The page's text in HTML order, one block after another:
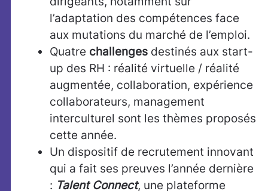
l’adaptation des compétences face
aux mutations du marché de l’emploi.
Quatre challenges destinés aux start-
up des RH : réalité virtuelle / réalité
augmentée, collaboration, expérience
collaborateurs, management
interculturel sont les thèmes proposés
cette année.
Un dispositif de recrutement innovant
qui a fait ses preuves l’année dernière
: Talent Connect, une plateforme